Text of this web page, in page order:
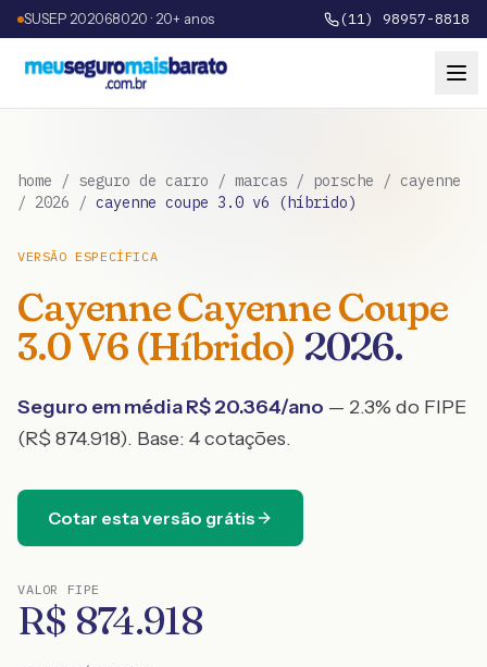
SUSEP 202068020 · 20+ anos (11) 98957-8818
home / seguro de carro / marcas / porsche / cayenne
/ 2026 / cayenne coupe 3.0 v6 (híbrido)
VERSÃO ESPECÍFICA
CayenneCayenne Coupe
3.0 V6 (Híbrido) 2026.
Seguro em média R$20.364/ano — 2.3% do FIPE
(R$ 874.918). Base: 4cotações.
Cotar esta versão grátis
VALOR FIPE
R$ 874.918